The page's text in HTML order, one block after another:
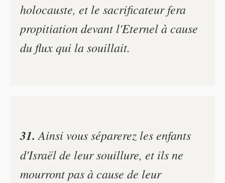
holocauste, et le sacrificateur fera
propitiation devant l'Eternel à cause
du flux qui la souillait.
31. Ainsi vous séparerez les enfants
d'Israël de leur souillure, et ils ne
mourront pas à cause de leur